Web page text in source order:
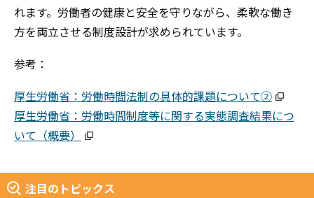
れます。労働者の健康と安全を守りながら、柔軟な働き
方を両立させる制度設計が求められています。
参考：
厚生労働省：労働時間法制の具体的課題について②
厚生労働省：労働時間制度等に関する実態調査結果につ
いて（概要）
注目のトピックス